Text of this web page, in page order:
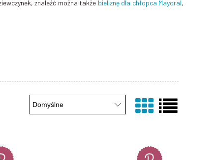
znaleźć można także bieliznę dla chłopca Mayoral,
W ofercie posiadamy m.in. wygodne
dni. Rampersy posiadają zapięcie w kroku, co ułatwia
dni rampersy mogą być wykorzystywane jako ubranko,